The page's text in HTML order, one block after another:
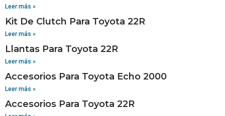
Leer más »
Kit De Clutch Para Toyota 22R
Leer más »
Llantas Para Toyota 22R
Leer más »
Accesorios Para Toyota Echo 2000
Leer más »
Accesorios Para Toyota 22R